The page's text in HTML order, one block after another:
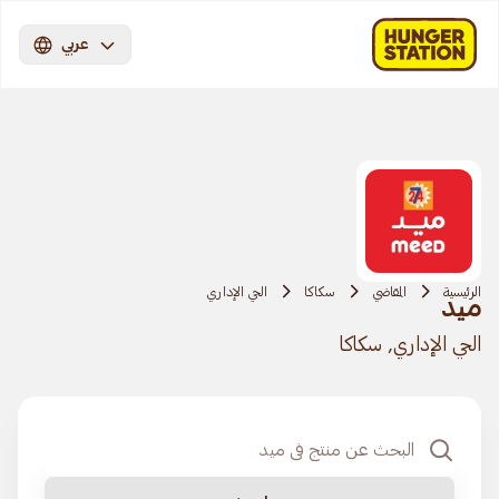
عربي
الرئيسية المقاضي سكاكا الحي الإداري
ميد
الحي الإداري, سكاكا